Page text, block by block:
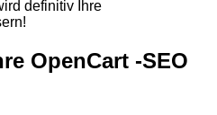
definitiv Ihre
OpenCart -SEO